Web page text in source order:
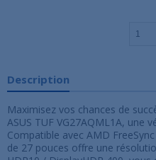
Description
Maximisez vos chances de
ASUS TUF VG27AQML1A, une
Compatible avec AMD
de 27 pouces offre une